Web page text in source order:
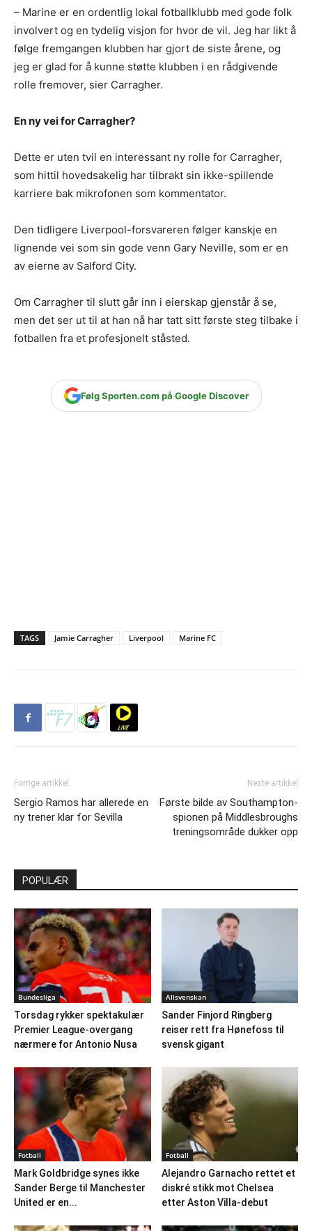
– Marine er en ordentlig lokal fotballklubb med gode folk
involvert og en tydelig visjon for hvor de vil. Jeg har likt å
følge fremgangen klubben har gjort de siste årene, og
jeg er glad for å kunne støtte klubben i en rådgivende
rolle fremover, sier Carragher.
En ny vei for Carragher?
Dette er uten tvil en interessant ny rolle for Carragher,
som hittil hovedsakelig har tilbrakt sin ikke-spillende
karriere bak mikrofonen som kommentator.
Den tidligere Liverpool-forsvareren følger kanskje en
lignende vei som sin gode venn Gary Neville, som er en
av eierne av Salford City.
Om Carragher til slutt går inn i eierskap gjenstår å se,
men det ser ut til at han nå har tatt sitt første steg tilbake i
fotballen fra et profesjonelt ståsted.
Følg Sporten.com på Google Discover
TAGS Jamie Carragher Liverpool Marine FC
Forrige artikkel
Sergio Ramos har allerede en
ny trener klar for Sevilla
Neste artikkel
Første bilde av Southampton-
spionen på Middlesbroughs
treningsområde dukker opp
POPULÆR
Bundesliga
Torsdag rykker spektakulær
Premier League-overgang
nærmere for Antonio Nusa
Allsvenskan
Sander Finjord Ringberg
reiser rett fra Hønefoss til
svensk gigant
Fotball
Mark Goldbridge synes ikke
Sander Berge til Manchester
United er en...
Fotball
Alejandro Garnacho rettet et
diskré stikk mot Chelsea
etter Aston Villa-debut